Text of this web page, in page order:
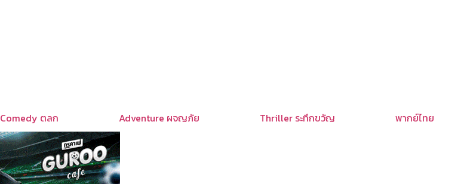
Comedy ตลก Adventure ผจญภัย Thriller ระทึกขวัญ พากย์ไทย